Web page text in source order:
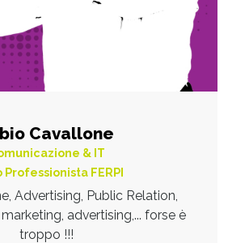
Cavallone
& IT
Professionista FERPI
Advertising, Public Relation,
advertising,... forse è
troppo !!!